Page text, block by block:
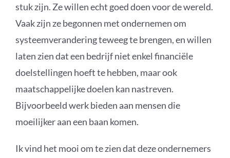
stuk zijn. Ze willen echt goed doen voor de wereld.
Vaak zijn ze begonnen met ondernemen om
systeemverandering teweeg te brengen, en willen
laten zien dat een bedrijf niet enkel financiële
doelstellingen hoeft te hebben, maar ook
maatschappelijke doelen kan nastreven.
Bijvoorbeeld werk bieden aan mensen die
moeilijker aan een baan komen.
Ik vind het mooi om te zien dat deze ondernemers